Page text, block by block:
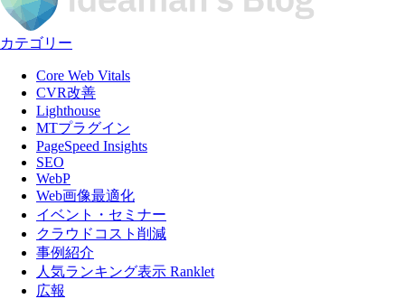
カテゴリー
Core Web Vitals
CVR改善
Lighthouse
MTプラグイン
PageSpeed Insights
SEO
WebP
Web画像最適化
イベント・セミナー
クラウドコスト削減
事例紹介
人気ランキング表示 Ranklet
広報